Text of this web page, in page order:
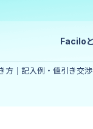
Facilo
方｜記入例・値引き交